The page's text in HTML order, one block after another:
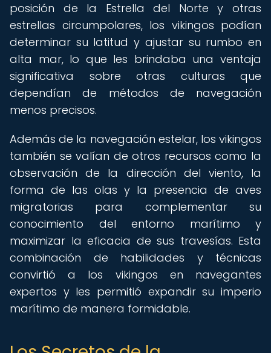
posición de la Estrella del Norte y otras
estrellas circumpolares, los vikingos podían
determinar su latitud y ajustar su rumbo en
alta mar, lo que les brindaba una ventaja
significativa sobre otras culturas que
dependían de métodos de navegación
menos precisos.
Además de la navegación estelar, los vikingos
también se valían de otros recursos como la
observación de la dirección del viento, la
forma de las olas y la presencia de aves
migratorias para complementar su
conocimiento del entorno marítimo y
maximizar la eficacia de sus travesías. Esta
combinación de habilidades y técnicas
convirtió a los vikingos en navegantes
expertos y les permitió expandir su imperio
marítimo de manera formidable.